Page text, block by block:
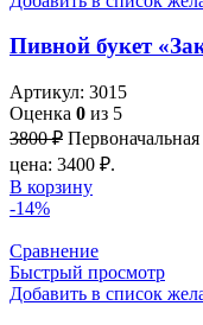
Пивной букет
Артикул: 3015
Оценка 0 из 5
3800₽
цена: 3400 ₽.
В корзину
-14%
Сравнение
Быстрый просмотр
Добавить в список